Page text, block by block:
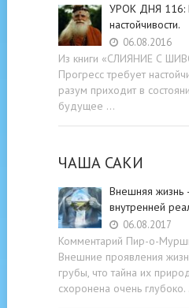
УРОК ДНЯ 116:
настойчивости.
06.08.2016
Из книги «СЛИЯНИЕ С
Прогресс требует
разум приходит в
будущее …
ЧАША САКИ
Внешняя жизнь
внутренней
06.08.2017
Комментарий Пир-о-
Внешние проявления
грубы, что тайна их
схоронена очень